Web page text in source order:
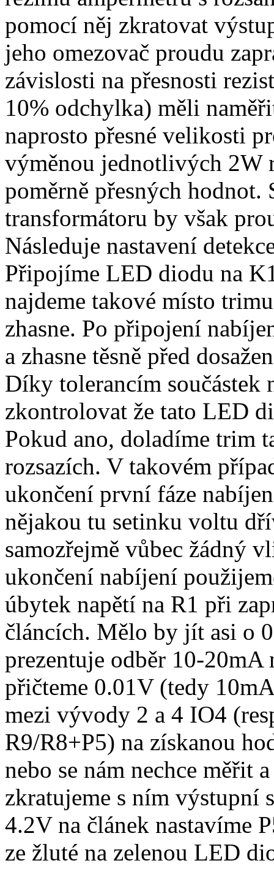
pomocí něj zkratovat
jeho omezovač proudu
závislosti na přesnosti
10% odchylka) měli
naprosto přesné velikosti
výměnou jednotlivých 2W
poměrně přesných hodnot.
transformátoru by však
Následuje nastavení
Připojíme LED diodu na
najdeme takové místo
zhasne. Po připojení
a zhasne těsně před
Díky tolerancím součástek
zkontrolovat že tato LED
Pokud ano, doladíme trim
rozsazích. V takovém
ukončení první fáze
nějakou tu setinku voltu
samozřejmě vůbec žádný
ukončení nabíjení
úbytek napětí na R1 při
článcích. Mělo by jít asi o
prezentuje odběr 10-20mA
přičteme 0.01V (tedy
mezi vývody 2 a 4 IO4
R9/R8+P5) na získanou
nebo se nám nechce měřit
zkratujeme s ním výstupní
4.2V na článek nastavíme
ze žluté na zelenou LED